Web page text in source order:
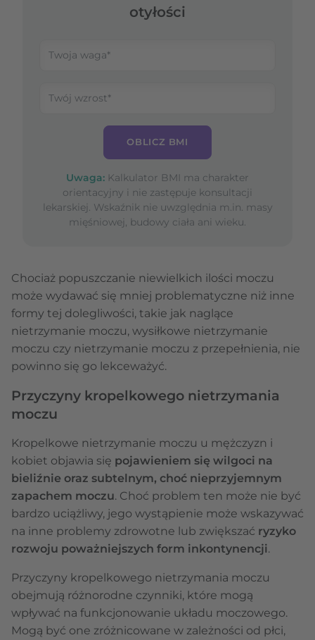
otyłości
OBLICZ BMI
Uwaga: Kalkulator BMI ma charakter
orientacyjny i nie zastępuje konsultacji
lekarskiej. Wskaźnik nie uwzględnia m.in. masy
mięśniowej, budowy ciała ani wieku.
Chociaż popuszczanie niewielkich ilości moczu
może wydawać się mniej problematyczne niż inne
formy tej dolegliwości, takie jak naglące
nietrzymanie moczu, wysiłkowe nietrzymanie
moczu czy nietrzymanie moczu z przepełnienia, nie
powinno się go lekceważyć.
Przyczyny kropelkowego nietrzymania
moczu
Kropelkowe nietrzymanie moczu u mężczyzn i
kobiet objawia się pojawieniem się wilgoci na
bieliźnie oraz subtelnym, choć nieprzyjemnym
zapachem moczu. Choć problem ten może nie być
bardzo uciążliwy, jego wystąpienie może wskazywać
na inne problemy zdrowotne lub zwiększać ryzyko
rozwoju poważniejszych form inkontynencji.
Przyczyny kropelkowego nietrzymania moczu
obejmują różnorodne czynniki, które mogą
wpływać na funkcjonowanie układu moczowego.
Mogą być one zróżnicowane w zależności od płci,